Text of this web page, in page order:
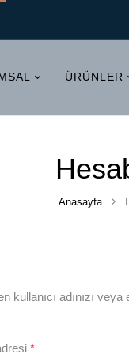
ÜRÜNLER
Anasayfa
kullanıcı adınızı
*